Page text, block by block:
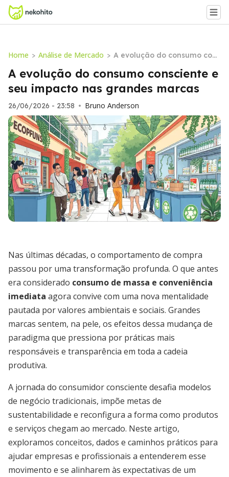
Home > Análise de Mercado > A evolução do consumo cons
ciente e seu impacto nas gr
andes marcas
A evolução do consumo consciente e
seu impacto nas grandes marcas
26/06/2026 - 23:58 • Bruno Anderson
Nas últimas décadas, o comportamento de compra
passou por uma transformação profunda. O que antes
era considerado consumo de massa e conveniência
imediata agora convive com uma nova mentalidade
pautada por valores ambientais e sociais. Grandes
marcas sentem, na pele, os efeitos dessa mudança de
paradigma que pressiona por práticas mais
responsáveis e transparência em toda a cadeia
produtiva.
A jornada do consumidor consciente desafia modelos
de negócio tradicionais, impõe metas de
sustentabilidade e reconfigura a forma como produtos
e serviços chegam ao mercado. Neste artigo,
exploramos conceitos, dados e caminhos práticos para
ajudar empresas e profissionais a entenderem esse
movimento e se alinharem às expectativas de um